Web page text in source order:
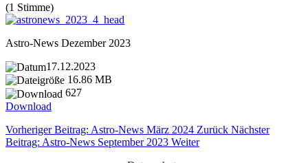
(1 Stimme)
Astro-News Dezember 2023
17.12.2023
16.86 MB
627
Download
Vorheriger Beitrag: Astro-News März 2024 Zurück Nächster
Beitrag: Astro-News September 2023 Weiter